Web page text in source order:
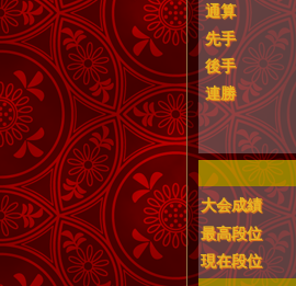
通算
先手
後手
連勝
大会成績
最高段位
現在段位